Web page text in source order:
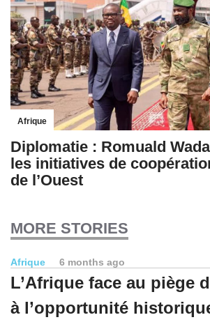
Afrique
Diplomatie : Romuald
les initiatives de
de l’Ouest
MORE STORIES
Afrique 6 months ago
L’Afrique face au piège
à l’opportunité